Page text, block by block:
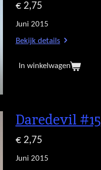
€ 2,75
Juni 2015
Bekijk details
In winkelwagen
Daredevil #15
€ 2,75
Juni 2015